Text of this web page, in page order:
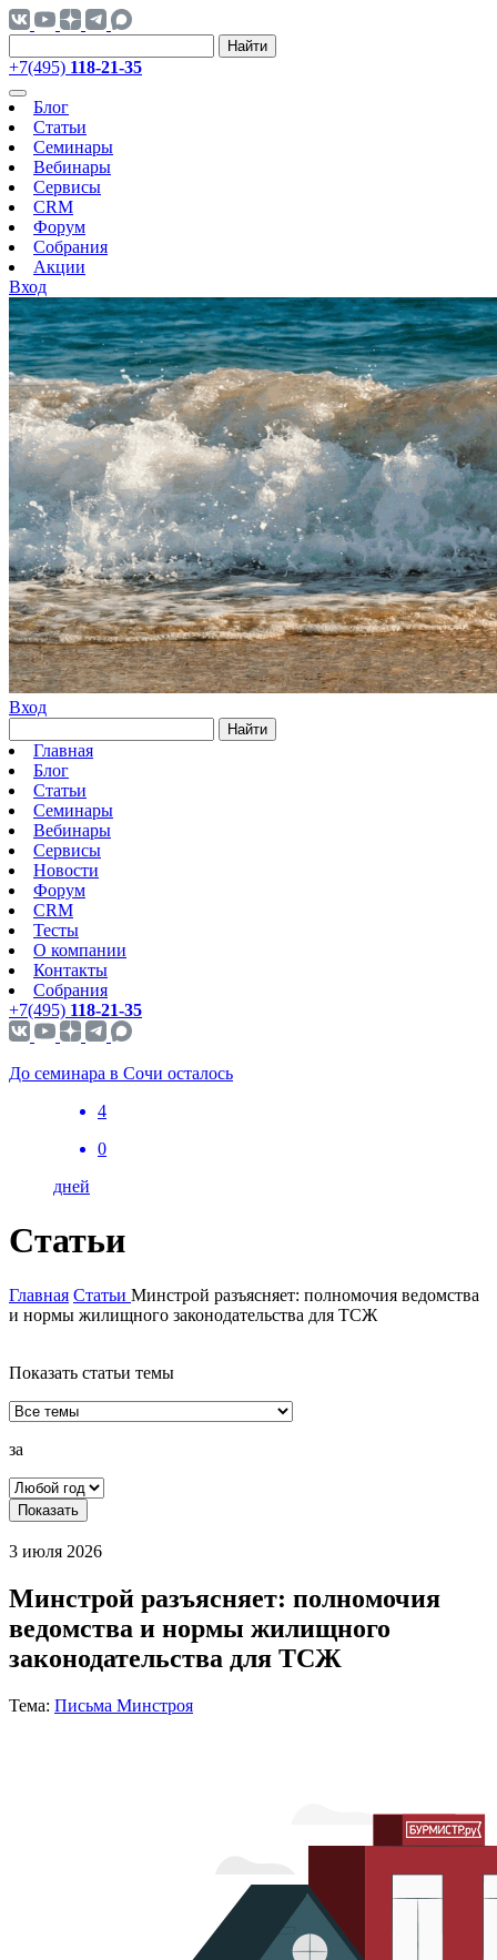
Найти
+7(495) 118-21-35
Блог
Статьи
Семинары
Вебинары
Сервисы
CRM
Форум
Собрания
Акции
Вход
Вход
Найти
Главная
Блог
Статьи
Семинары
Вебинары
Сервисы
Новости
Форум
CRM
Тесты
О компании
Контакты
Собрания
+7(495) 118-21-35
До семинара в Сочи осталось
4
0
дней
Статьи
Главная Статьи Минстрой разъясняет: полномочия ведомства
и нормы жилищного законодательства для ТСЖ
Показать статьи темы
за
Показать
3 июля 2026
Минстрой разъясняет: полномочия
ведомства и нормы жилищного
законодательства для ТСЖ
Тема: Письма Минстроя